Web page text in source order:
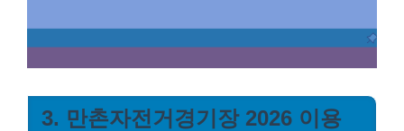
3. 만촌자전거경기장 2026 이용